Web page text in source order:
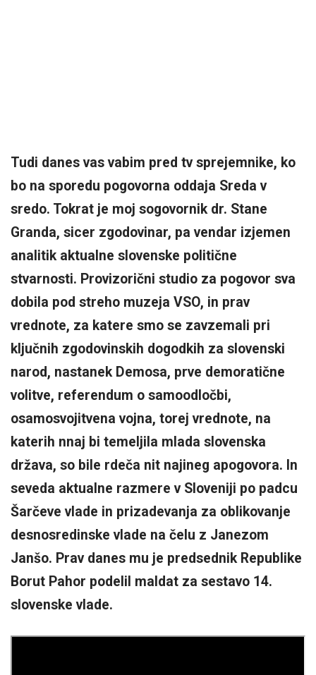
Tudi danes vas vabim pred tv sprejemnike, ko
bo na sporedu pogovorna oddaja Sreda v
sredo. Tokrat je moj sogovornik dr. Stane
Granda, sicer zgodovinar, pa vendar izjemen
analitik aktualne slovenske politične
stvarnosti. Provizorični studio za pogovor sva
dobila pod streho muzeja VSO, in prav
vrednote, za katere smo se zavzemali pri
ključnih zgodovinskih dogodkih za slovenski
narod, nastanek Demosa, prve demoratične
volitve, referendum o samoodločbi,
osamosvojitvena vojna, torej vrednote, na
katerih nnaj bi temeljila mlada slovenska
država, so bile rdeča nit najineg apogovora. In
seveda aktualne razmere v Sloveniji po padcu
Šarčeve vlade in prizadevanja za oblikovanje
desnosredinske vlade na čelu z Janezom
Janšo. Prav danes mu je predsednik Republike
Borut Pahor podelil maldat za sestavo 14.
slovenske vlade.